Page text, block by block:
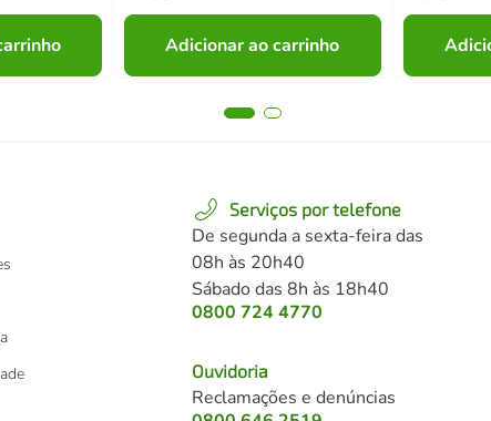
Adicionar ao carrinho
Serviços por telefone
De segunda a sexta-feira das
08h às 20h40
Sábado das 8h às 18h40
0800 724 4770
Ouvidoria
Reclamações e denúncias